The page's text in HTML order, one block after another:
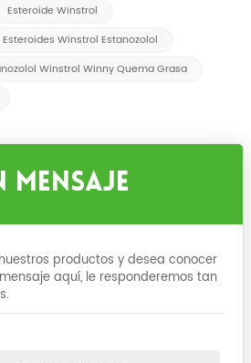
Esteroide Winstrol
Esteroides Winstrol Estanozolol
Winstrol Winny Quema Grasa
Mensaje
productos y desea conocer
aquí, le responderemos tan